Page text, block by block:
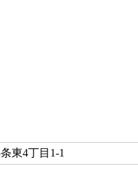
東4丁目1-1